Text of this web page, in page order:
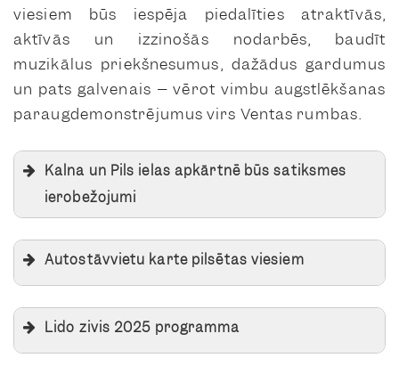
viesiem būs iespēja piedalīties atraktīvās,
aktīvās un izzinošās nodarbēs, baudīt
muzikālus priekšnesumus, dažādus gardumus
un pats galvenais – vērot vimbu augstlēkšanas
paraugdemonstrējumus virs Ventas rumbas.
Kalna un Pils ielas apkārtnē būs satiksmes
ierobežojumi
Autostāvvietu karte pilsētas viesiem
Lido zivis 2025 programma